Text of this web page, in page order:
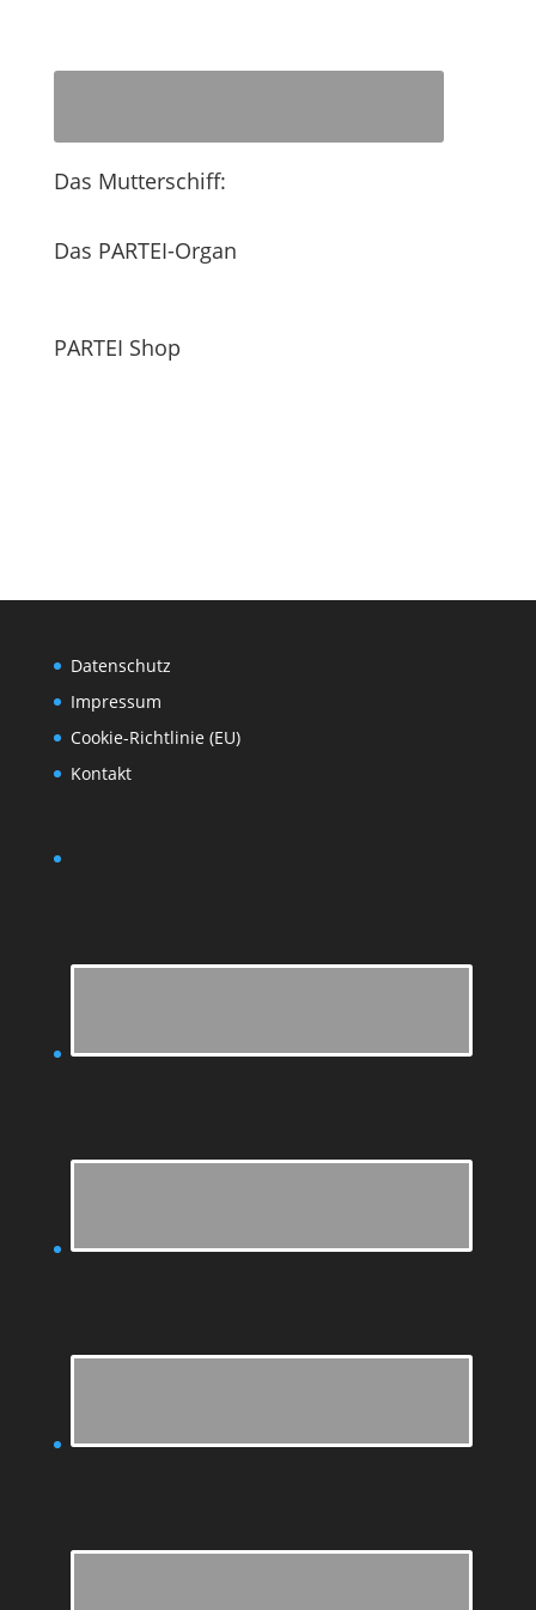
Das Mutterschiff:
Das PARTEI-Organ
PARTEI Shop
Datenschutz
Impressum
Cookie-Richtlinie (EU)
Kontakt